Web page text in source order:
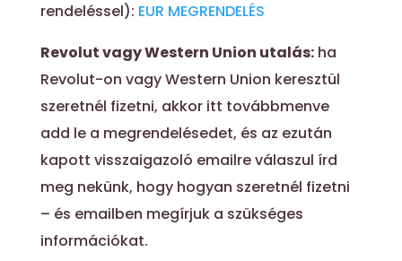
rendeléssel): EUR MEGRENDELÉS
Revolut vagy Western Union utalás:ha
Revolut-on vagy Western Union keresztül
szeretnél fizetni, akkor itt továbbmenve
add le a megrendelésedet, és az ezután
kapott visszaigazoló emailre válaszul írd
meg nekünk, hogy hogyan szeretnél fizetni
– és emailben megírjuk a szükséges
információkat.